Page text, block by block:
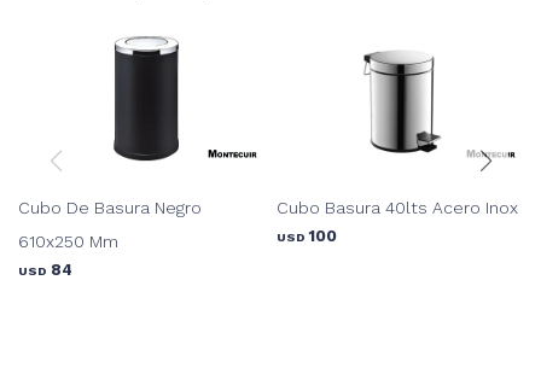
Cubo De Basura Negro
610x250 Mm
USD 84
Cubo Basura 40lts Acero Inox
USD 100